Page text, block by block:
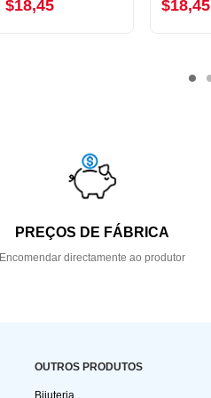
$18,45 $18,45
PREÇOS DE FÁBRICA
Encomendar directamente ao produtor
OUTROS PRODUTOS
Bijuteria